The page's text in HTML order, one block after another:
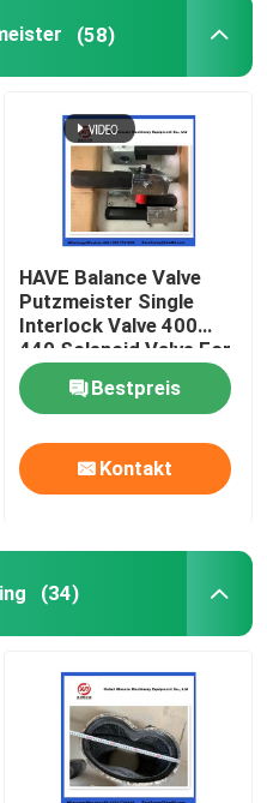
(58)
HAVE Balance Valve
Putzmeister Single
Interlock Valve 400
440 Solenoid Valve For
Concrete Pump
Bestpreis
Kontakt
(34)